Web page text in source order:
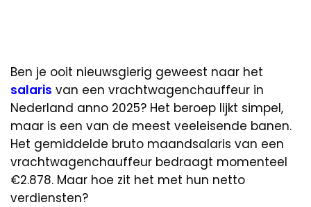
Ben je ooit nieuwsgierig geweest naar het
salaris van een vrachtwagenchauffeur in
Nederland anno 2025? Het beroep lijkt simpel,
maar is een van de meest veeleisende banen.
Het gemiddelde bruto maandsalaris van een
vrachtwagenchauffeur bedraagt momenteel
€2.878. Maar hoe zit het met hun netto
verdiensten?